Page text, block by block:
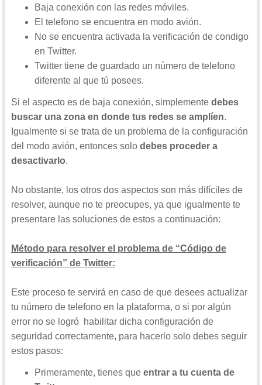
Baja conexión con las redes móviles.
El telefono se encuentra en modo avión.
No se encuentra activada la verificación de condigo
en Twitter.
Twitter tiene de guardado un número de telefono
diferente al que tú posees.
Si el aspecto es de baja conexión, simplemente debes
buscar una zona en donde tus redes se amplíen.
Igualmente si se trata de un problema de la configuración
del modo avión, entonces solo debes proceder a
desactivarlo.
No obstante, los otros dos aspectos son más difíciles de
resolver, aunque no te preocupes, ya que igualmente te
presentare las soluciones de estos a continuación:
Método para resolver el problema de “Código de
verificación” de Twitter:
Este proceso te servirá en caso de que desees actualizar
tu número de telefono en la plataforma, o si por algún
error no se logró habilitar dicha configuración de
seguridad correctamente, para hacerlo solo debes seguir
estos pasos:
Primeramente, tienes que entrar a tu cuenta de